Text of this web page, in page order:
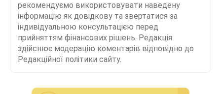
рекомендуємо використовувати наведену
інформацію як довідкову та звертатися за
індивідуальною консультацією перед
прийняттям фінансових рішень. Редакція
здійснює модерацію коментарів відповідно до
Редакційної політики сайту.